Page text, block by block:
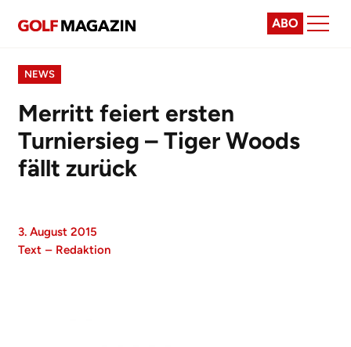
ABO
NEWS
Merritt feiert ersten
Turniersieg – Tiger Woods
fällt zurück
3. August 2015
Text – Redaktion